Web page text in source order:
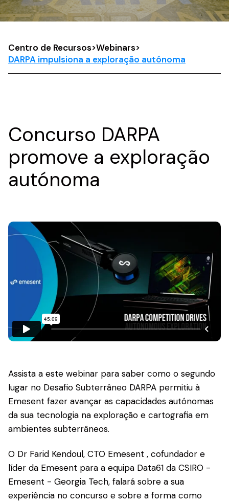
Centro de Recursos>Webinars>
DARPA impulsiona a exploração autónoma
Concurso DARPA
promove a exploração
autónoma
Assista a este webinar para saber como o segundo
lugar no Desafio Subterrâneo DARPA permitiu à
Emesent fazer avançar as capacidades autónomas
da sua tecnologia na exploração e cartografia em
ambientes subterrâneos.
O Dr Farid Kendoul, CTO Emesent , cofundador e
líder da Emesent para a equipa Data61 da CSIRO -
Emesent - Georgia Tech, falará sobre a sua
experiência no concurso e sobre a forma como